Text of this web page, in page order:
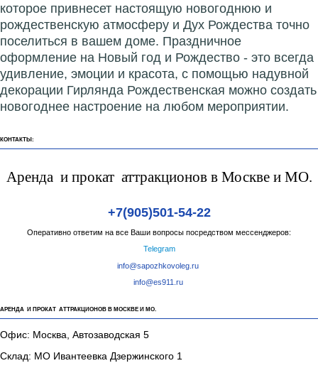
которое привнесет настоящую новогоднюю и
рождественскую атмосферу и Дух Рождества точно
поселиться в вашем доме. Праздничное
оформление на Новый год и Рождество - это всегда
удивление, эмоции и красота, с помощью надувной
декорации Гирлянда Рождественская можно создать
новогоднее настроение на любом мероприятии.
КОНТАКТЫ:
Аренда и прокат аттракционов в Москве и МО.
+7(905)501-54-22
Оперативно ответим на все Ваши вопросы посредством мессенджеров:
Telegram
info@sapozhkovoleg.ru
info@es911.ru
АРЕНДА И ПРОКАТ АТТРАКЦИОНОВ В МОСКВЕ И МО.
Офис: Москва, Автозаводская 5
Склад: МО Ивантеевка Дзержинского 1